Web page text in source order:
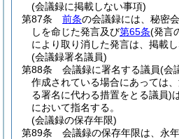
(会議録に掲載しない事項)
第87条
前条の会議録には、秘密
しを命じた発言及び第65条(発言
により取り消した発言は、掲載し
(会議録署名議員)
第88条
会議録に署名する議員(会
作成されている場合にあっては
る署名に代わる措置をとる議員)
において指名する。
(会議録の保存年限)
第89条
会議録の保存年限は、永年